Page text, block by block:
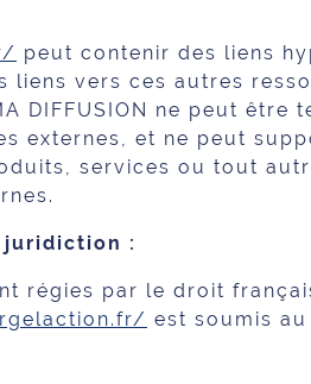
peut contenir des liens
liens vers ces autres
DIFFUSION ne peut
externes, et ne peut
services ou tout
:
régies par le droit
est soumis